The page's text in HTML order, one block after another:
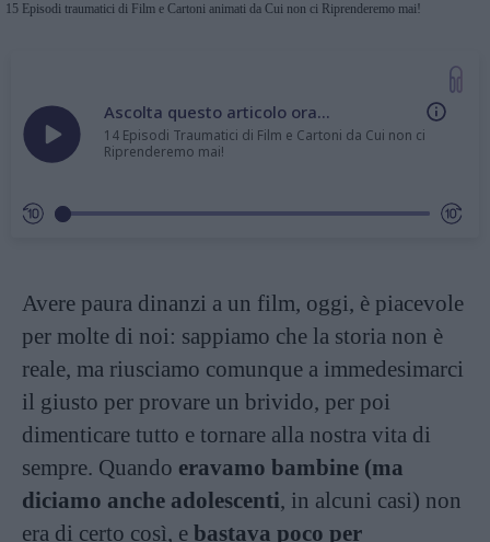
15 Episodi traumatici di Film e Cartoni animati da Cui non ci Riprenderemo mai!
Ascolta questo articolo ora...
14 Episodi Traumatici di Film e Cartoni da Cui non ci
Riprenderemo mai!
Avere paura dinanzi a un film, oggi, è piacevole
per molte di noi: sappiamo che la storia non è
reale, ma riusciamo comunque a immedesimarci
il giusto per provare un brivido, per poi
dimenticare tutto e tornare alla nostra vita di
sempre. Quando eravamo bambine (ma
diciamo anche adolescenti, in alcuni casi) non
era di certo così, e bastava poco per